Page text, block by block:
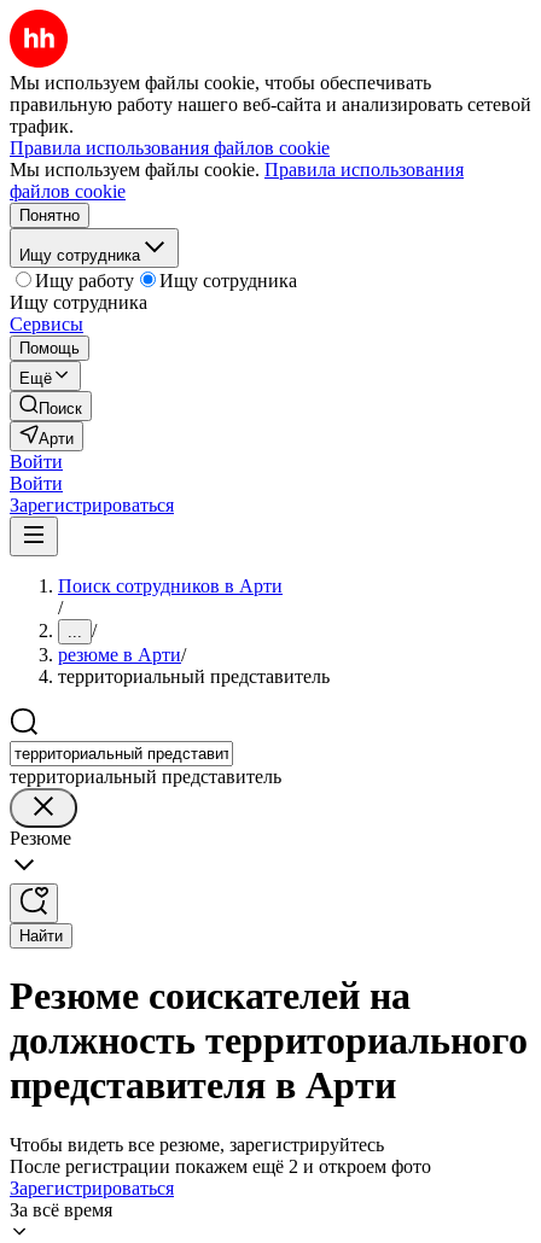
Мы используем файлы cookie, чтобы обеспечивать
правильную работу нашего веб-сайта и анализировать сетевой
трафик.
Правила использования файлов cookie
Мы используем файлы cookie. Правила использования
файлов cookie
Понятно
Ищу сотрудника
Ищу работу
Ищу сотрудника
Ищу сотрудника
Сервисы
Помощь
Ещё
Поиск
Арти
Войти
Войти
Зарегистрироваться
Поиск сотрудников в Арти
/
... /
резюме в Арти/
территориальный представитель
территориальный представитель
Резюме
Найти
Резюме соискателей на
должность территориального
представителя в Арти
Чтобы видеть все резюме, зарегистрируйтесь
После регистрации покажем ещё 2 и откроем фото
Зарегистрироваться
За всё время